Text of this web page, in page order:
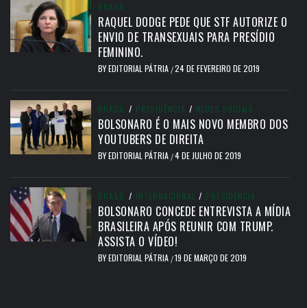
BRASIL
RAQUEL DODGE PEDE QUE STF AUTORIZE O
ENVIO DE TRANSEXUAIS PARA PRESÍDIO
FEMININO.
BYEDITORIAL PÁTRIA /24 DE FEVEREIRO DE 2019
BRASIL / PRESIDÊNCIA / REDES SOCIAIS
BOLSONARO É O MAIS NOVO MEMBRO DOS
YOUTUBERS DE DIREITA
BYEDITORIAL PÁTRIA /4 DE JULHO DE 2019
BRASIL / INTERNACIONAL / PRESIDÊNCIA
BOLSONARO CONCEDE ENTREVISTA A MÍDIA
BRASILEIRA APÓS REUNIR COM TRUMP.
ASSISTA O VÍDEO!
BYEDITORIAL PÁTRIA /19 DE MARÇO DE 2019